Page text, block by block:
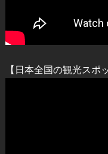
【日本全国の観光スポ